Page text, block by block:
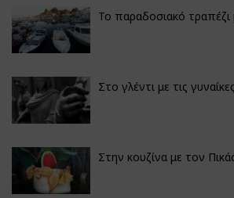
Το παραδοσιακό τραπέζι
Στο γλέντι με τις
Στην κουζίνα με τον